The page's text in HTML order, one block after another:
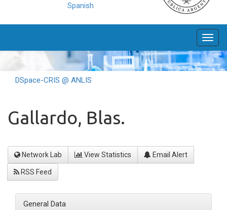
Spanish
DSpace-CRIS @ ANLIS
Gallardo, Blas.
Network Lab View Statistics Email Alert
RSS Feed
General Data